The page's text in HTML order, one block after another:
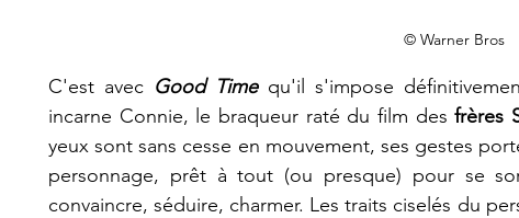
© Warner Bros
C'est avec Good Time qu'il s'impose
incarne Connie, le braqueur raté du film des frères
yeux sont sans cesse en mouvement, ses gestes
personnage, prêt à tout (ou presque) pour se
convaincre, séduire, charmer. Les traits ciselés du